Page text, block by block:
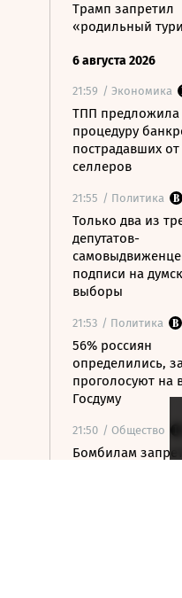
Трамп запретил
«родильный
6 августа 2026
21:59 / Экономика
ТПП предложила
процедуру
пострадавших
селлеров
21:55 / Политика
Только два из
депутатов-
подписи на
выборы
21:53 / Политика
56% россиян
определились,
проголосуют на
Госдуму
21:50 / Общество
Бомбилам